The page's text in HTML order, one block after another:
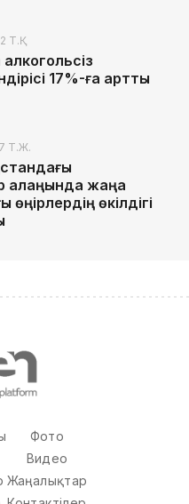
Т.Қ.
17%-ға артты
Т.Ж.
алаңында жаңа
өңірлердің өкілдігі
Фото
Видео
Жаңалықтар